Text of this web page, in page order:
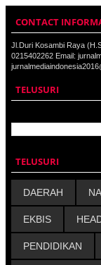
CONTACT
Jl.Duri Kosambi Raya
0215402262 Email:
TELUSURI
TELUSURI
DAERAH
EKBIS
PENDIDIKAN